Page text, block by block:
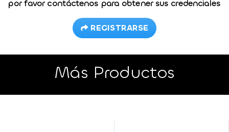
por favor contáctenos para obtener sus credenciales
REGISTRARSE
Más Productos